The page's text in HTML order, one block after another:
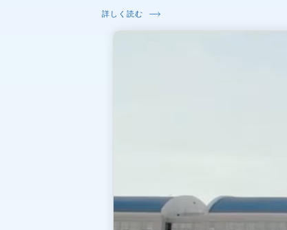
詳しく読む